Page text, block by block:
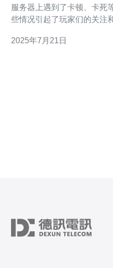
服务器上遇到了卡顿、卡死
些情况引起了玩家们的关注和讨论。 有几种
器承载的玩家数量过多，可
2025年7月21日